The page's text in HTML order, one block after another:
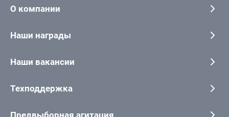
О компании
Наши награды
Наши вакансии
Техподдержка
Предвыборная агитация